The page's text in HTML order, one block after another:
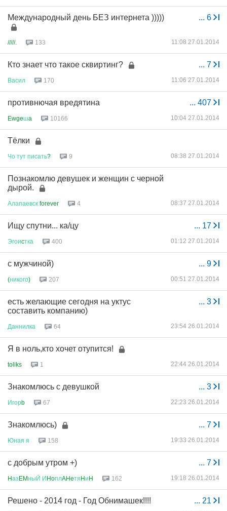
... 6
Международный день БЕЗ интернета )))))
/////. 133 11:08 27.01.2014
... 7
Кто знает что такое сквиртинг?
Васил 170 11:06 27.01.2014
... 407
противнючая вредятина
Ewgeшa 10166 10:04 27.01.2014
Тёлки
Чо тут писать? 9 08:38 27.01.2014
Познакомлю девушек и женщин с черной
дырой.
Алапаевск forever 4 08:37 27.01.2014
... 17
Ищу спутни... ка/цу
Эгоиcтка 400 01:12 27.01.2014
... 9
с мужчиной)
(никого) 207 00:51 27.01.2014
... 3
есть желающие сегодня на уктус
составить компанию)
Даннилка 64 23:54 26.01.2014
Я в ноль,кто хочет отупится!
toliks 1 22:44 26.01.2014
... 3
Знакомлюсь с девушкой
Игорb 67 22:23 26.01.2014
... 7
Знакомлюсь)
Юная я 158 19:33 26.01.2014
... 7
с добрым утром +)
HазEMныЙ ИHoплAHeтяHиH 162 19:18 26.01.2014
... 21
Решено - 2014 год - Год Обнимашек!!!!